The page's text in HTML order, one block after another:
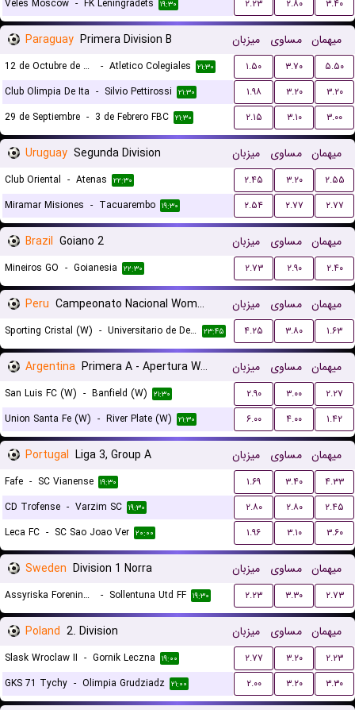
Veles Moscow - FK Leningradets ۱۹:۳۰ ۲.۲۳ ۲.۸۰ ۳.۴۰
Paraguay Primera Division B میزبان مساوی میهمان
12 de Octubre de San Domingo - Atletico Colegiales ۲۱:۳۰ ۱.۵۰ ۳.۷۰
۵.۵۰
Club Olimpia De Ita - Silvio Pettirossi ۲۱:۳۰ ۱.۹۸ ۳.۲۰
۳.۲۰
29 de Septiembre - 3 de Febrero FBC ۲۱:۳۰ ۲.۱۵ ۳.۱۰ ۳.۰۰
Uruguay Segunda Division میزبان مساوی میهمان
Club Oriental - Atenas ۲۲:۳۰ ۲.۴۵ ۳.۲۰
۲.۵۵
Miramar Misiones - Tacuarembo ۱۹:۳۰ ۲.۵۴ ۲.۷۷ ۲.۷۷
Brazil Goiano 2 میزبان مساوی میهمان
Mineiros GO - Goianesia ۲۲:۳۰ ۲.۷۳ ۲.۹۰ ۲.۴۰
Peru Campeonato Nacional Women میزبان مساوی میهمان
Sporting Cristal (W) - Universitario de Deportes (W) ۲۳:۴۵ ۴.۲۵ ۳.۸۰ ۱.۶۳
Argentina Primera A - Apertura Women میزبان مساوی میهمان
San Luis FC (W) - Banfield (W) ۲۱:۳۰ ۲.۹۰ ۳.۰۰
۲.۲۷
Union Santa Fe (W) - River Plate (W) ۲۱:۳۰ ۶.۰۰ ۴.۰۰ ۱.۴۲
Portugal Liga 3, Group A میزبان مساوی میهمان
Fafe - SC Vianense ۱۹:۳۰ ۱.۶۹ ۳.۴۰
۴.۳۳
CD Trofense - Varzim SC ۱۹:۳۰ ۲.۸۰ ۲.۸۰
۲.۴۵
Leca FC - SC Sao Joao Ver ۲۰:۰۰ ۱.۹۶ ۳.۱۰ ۳.۶۰
Sweden Division 1 Norra میزبان مساوی میهمان
Assyriska Foreningen - Sollentuna Utd FF ۱۹:۳۰ ۲.۲۳ ۳.۳۰ ۲.۷۳
Poland 2. Division میزبان مساوی میهمان
Slask Wroclaw II - Gornik Leczna ۱۹:۰۰ ۲.۷۷ ۳.۲۰
۲.۲۳
GKS 71 Tychy - Olimpia Grudziadz ۲۱:۰۰ ۲.۰۰ ۳.۲۰ ۳.۳۰